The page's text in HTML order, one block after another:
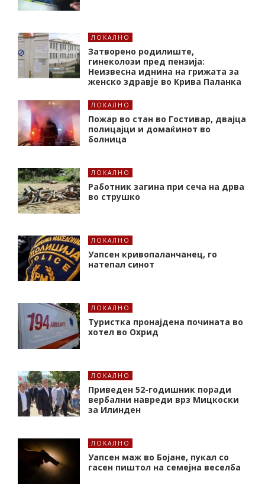
ЛОКАЛНО
Затворено родилиште,
гинеколози пред пензија:
Неизвесна иднина на грижата за
женско здравје во Крива Паланка
ЛОКАЛНО
Пожар во стан во Гостивар, двајца
полицајци и домаќинот во
болница
ЛОКАЛНО
Работник загина при сеча на дрва
во струшко
ЛОКАЛНО
Уапсен кривопаланчанец, го
натепал синот
ЛОКАЛНО
Туристка пронајдена почината во
хотел во Охрид
ЛОКАЛНО
Приведен 52-годишник поради
вербални навреди врз Мицкоски
за Илинден
ЛОКАЛНО
Уапсен маж во Бојане, пукал со
гасен пиштол на семејна веселба